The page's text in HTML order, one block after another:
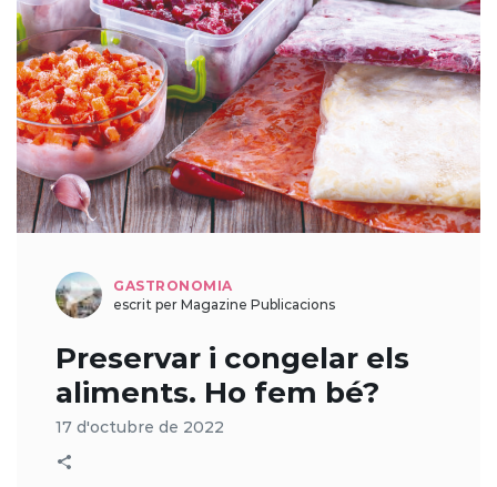
GASTRONOMIA
escrit per Magazine Publicacions
Preservar i congelar els
aliments. Ho fem bé?
17 d'octubre de 2022